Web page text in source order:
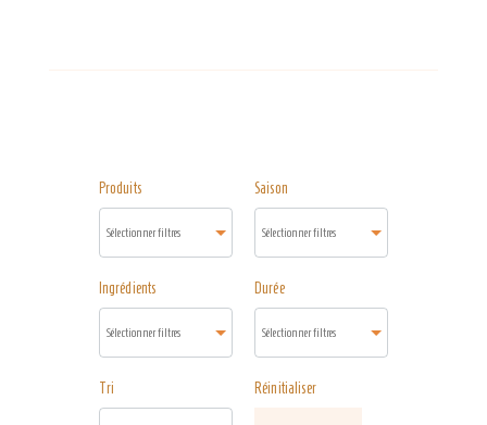
Produits Saison
Ingrédients Durée
Tri Réinitialiser